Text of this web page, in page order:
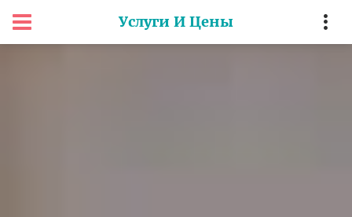
Услуги И Цены